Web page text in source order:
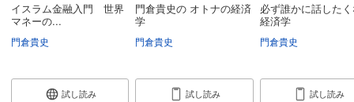
イスラム金融入門 世界
マネーの...
門倉貴史
試し読み
門倉貴史の オトナの経済
学
門倉貴史
試し読み
必ず誰かに話した
経済学
門倉貴史
試し読み